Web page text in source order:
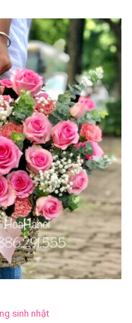
sinh nhật